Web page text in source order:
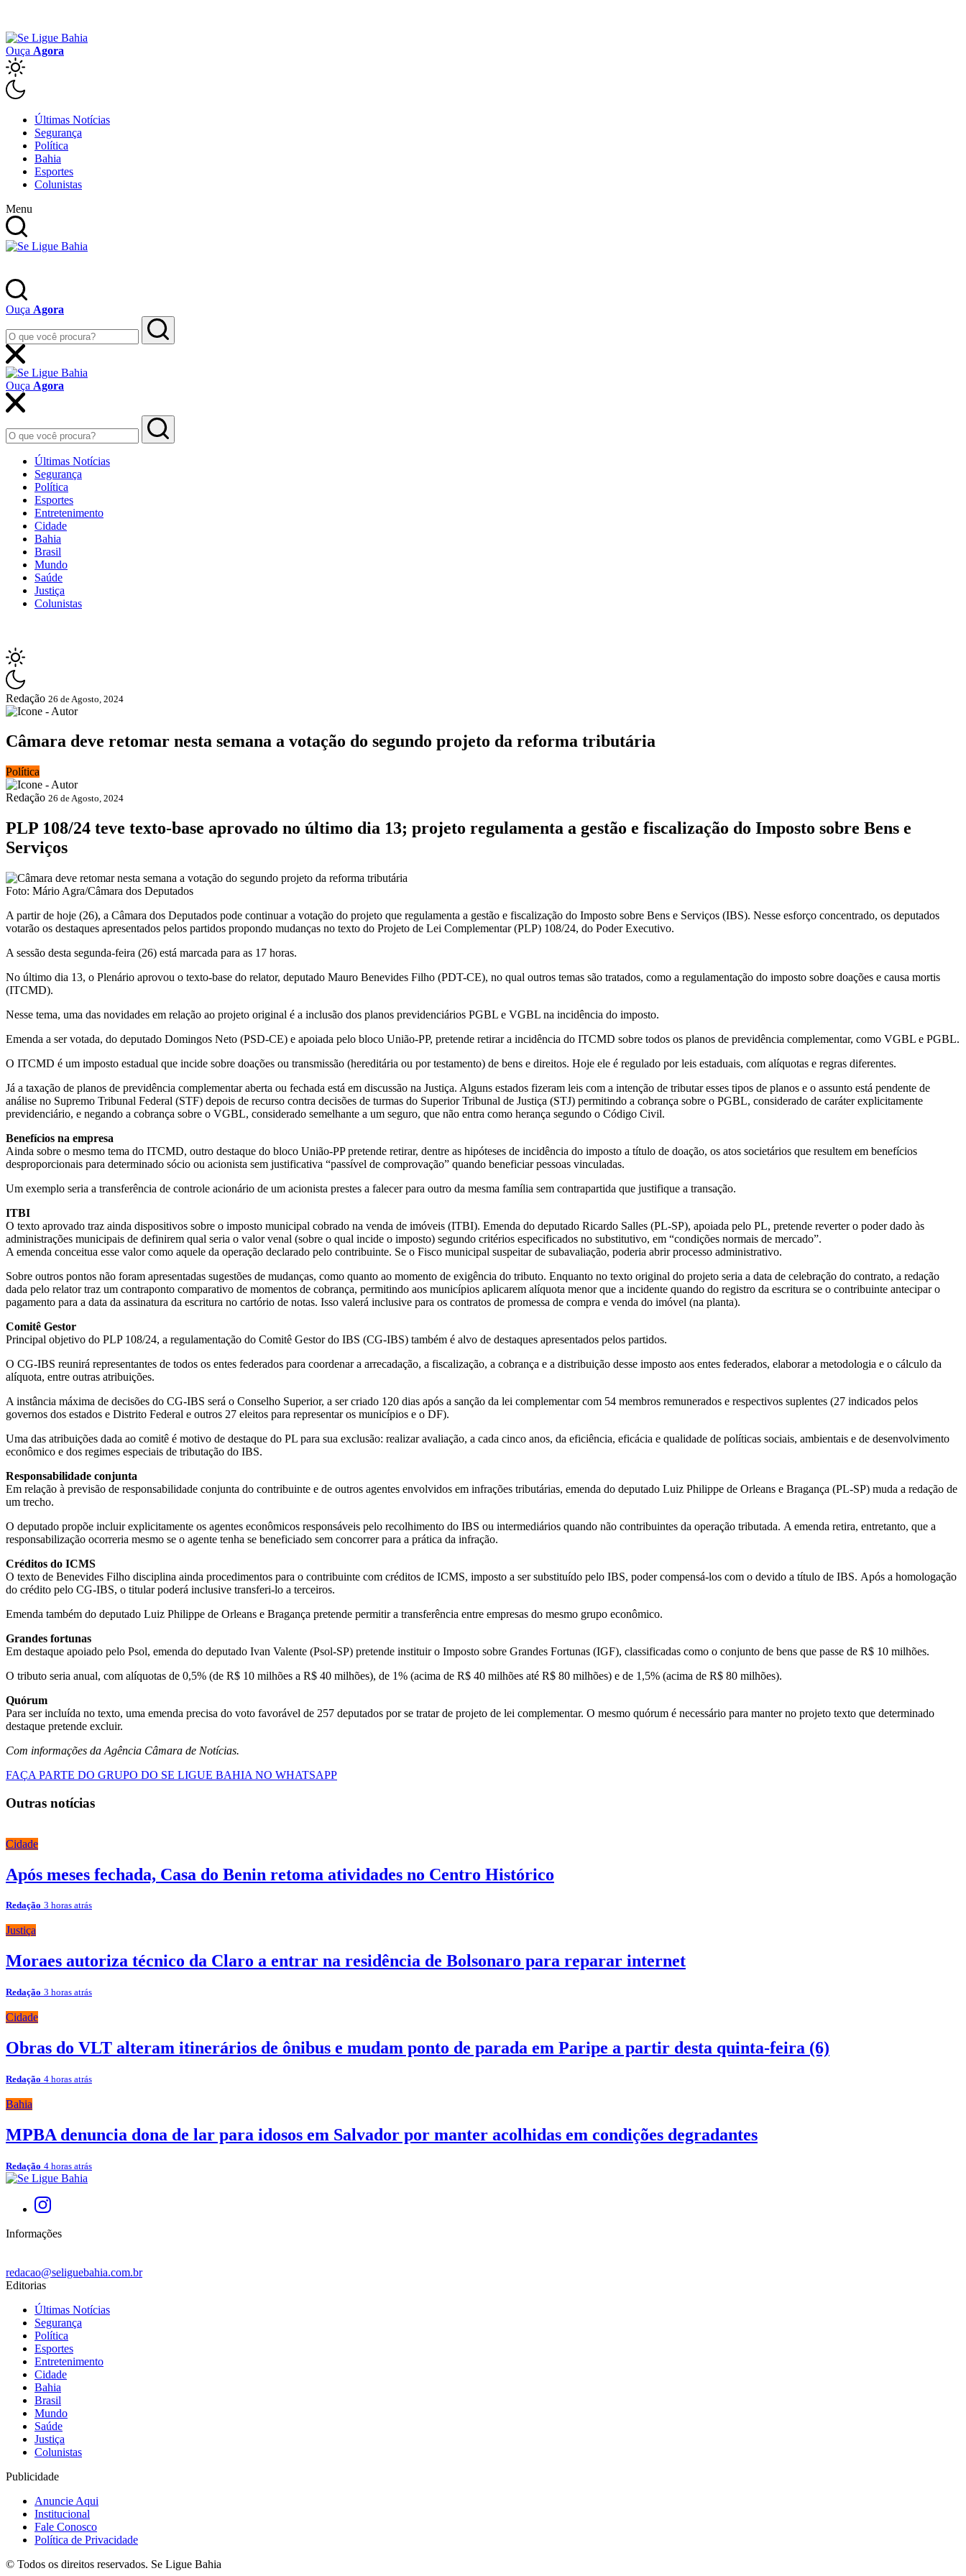
Ouça Agora
Últimas Notícias
Segurança
Política
Bahia
Esportes
Colunistas
Menu
Ouça Agora
Ouça Agora
Últimas Notícias
Segurança
Política
Esportes
Entretenimento
Cidade
Bahia
Brasil
Mundo
Saúde
Justiça
Colunistas
Redação 26 de Agosto, 2024
Câmara deve retomar nesta semana a votação do segundo projeto da reforma tributária
Política
Redação 26 de Agosto, 2024
PLP 108/24 teve texto-base aprovado no último dia 13; projeto regulamenta a gestão e fiscalização do Imposto sobre Bens e
Serviços
Foto: Mário Agra/Câmara dos Deputados
A partir de hoje (26), a Câmara dos Deputados pode continuar a votação do projeto que regulamenta a gestão e fiscalização do Imposto sobre Bens e Serviços (IBS). Nesse esforço concentrado, os deputados
votarão os destaques apresentados pelos partidos propondo mudanças no texto do Projeto de Lei Complementar (PLP) 108/24, do Poder Executivo.
A sessão desta segunda-feira (26) está marcada para as 17 horas.
No último dia 13, o Plenário aprovou o texto-base do relator, deputado Mauro Benevides Filho (PDT-CE), no qual outros temas são tratados, como a regulamentação do imposto sobre doações e causa mortis
(ITCMD).
Nesse tema, uma das novidades em relação ao projeto original é a inclusão dos planos previdenciários PGBL e VGBL na incidência do imposto.
Emenda a ser votada, do deputado Domingos Neto (PSD-CE) e apoiada pelo bloco União-PP, pretende retirar a incidência do ITCMD sobre todos os planos de previdência complementar, como VGBL e PGBL.
O ITCMD é um imposto estadual que incide sobre doações ou transmissão (hereditária ou por testamento) de bens e direitos. Hoje ele é regulado por leis estaduais, com alíquotas e regras diferentes.
Já a taxação de planos de previdência complementar aberta ou fechada está em discussão na Justiça. Alguns estados fizeram leis com a intenção de tributar esses tipos de planos e o assunto está pendente de
análise no Supremo Tribunal Federal (STF) depois de recurso contra decisões de turmas do Superior Tribunal de Justiça (STJ) permitindo a cobrança sobre o PGBL, considerado de caráter explicitamente
previdenciário, e negando a cobrança sobre o VGBL, considerado semelhante a um seguro, que não entra como herança segundo o Código Civil.
Benefícios na empresa
Ainda sobre o mesmo tema do ITCMD, outro destaque do bloco União-PP pretende retirar, dentre as hipóteses de incidência do imposto a título de doação, os atos societários que resultem em benefícios
desproporcionais para determinado sócio ou acionista sem justificativa “passível de comprovação” quando beneficiar pessoas vinculadas.
Um exemplo seria a transferência de controle acionário de um acionista prestes a falecer para outro da mesma família sem contrapartida que justifique a transação.
ITBI
O texto aprovado traz ainda dispositivos sobre o imposto municipal cobrado na venda de imóveis (ITBI). Emenda do deputado Ricardo Salles (PL-SP), apoiada pelo PL, pretende reverter o poder dado às
administrações municipais de definirem qual seria o valor venal (sobre o qual incide o imposto) segundo critérios especificados no substitutivo, em “condições normais de mercado”.
A emenda conceitua esse valor como aquele da operação declarado pelo contribuinte. Se o Fisco municipal suspeitar de subavaliação, poderia abrir processo administrativo.
Sobre outros pontos não foram apresentadas sugestões de mudanças, como quanto ao momento de exigência do tributo. Enquanto no texto original do projeto seria a data de celebração do contrato, a redação
dada pelo relator traz um contraponto comparativo de momentos de cobrança, permitindo aos municípios aplicarem alíquota menor que a incidente quando do registro da escritura se o contribuinte antecipar o
pagamento para a data da assinatura da escritura no cartório de notas. Isso valerá inclusive para os contratos de promessa de compra e venda do imóvel (na planta).
Comitê Gestor
Principal objetivo do PLP 108/24, a regulamentação do Comitê Gestor do IBS (CG-IBS) também é alvo de destaques apresentados pelos partidos.
O CG-IBS reunirá representantes de todos os entes federados para coordenar a arrecadação, a fiscalização, a cobrança e a distribuição desse imposto aos entes federados, elaborar a metodologia e o cálculo da
alíquota, entre outras atribuições.
A instância máxima de decisões do CG-IBS será o Conselho Superior, a ser criado 120 dias após a sanção da lei complementar com 54 membros remunerados e respectivos suplentes (27 indicados pelos
governos dos estados e Distrito Federal e outros 27 eleitos para representar os municípios e o DF).
Uma das atribuições dada ao comitê é motivo de destaque do PL para sua exclusão: realizar avaliação, a cada cinco anos, da eficiência, eficácia e qualidade de políticas sociais, ambientais e de desenvolvimento
econômico e dos regimes especiais de tributação do IBS.
Responsabilidade conjunta
Em relação à previsão de responsabilidade conjunta do contribuinte e de outros agentes envolvidos em infrações tributárias, emenda do deputado Luiz Philippe de Orleans e Bragança (PL-SP) muda a redação de
um trecho.
O deputado propõe incluir explicitamente os agentes econômicos responsáveis pelo recolhimento do IBS ou intermediários quando não contribuintes da operação tributada. A emenda retira, entretanto, que a
responsabilização ocorreria mesmo se o agente tenha se beneficiado sem concorrer para a prática da infração.
Créditos do ICMS
O texto de Benevides Filho disciplina ainda procedimentos para o contribuinte com créditos de ICMS, imposto a ser substituído pelo IBS, poder compensá-los com o devido a título de IBS. Após a homologação
do crédito pelo CG-IBS, o titular poderá inclusive transferi-lo a terceiros.
Emenda também do deputado Luiz Philippe de Orleans e Bragança pretende permitir a transferência entre empresas do mesmo grupo econômico.
Grandes fortunas
Em destaque apoiado pelo Psol, emenda do deputado Ivan Valente (Psol-SP) pretende instituir o Imposto sobre Grandes Fortunas (IGF), classificadas como o conjunto de bens que passe de R$ 10 milhões.
O tributo seria anual, com alíquotas de 0,5% (de R$ 10 milhões a R$ 40 milhões), de 1% (acima de R$ 40 milhões até R$ 80 milhões) e de 1,5% (acima de R$ 80 milhões).
Quórum
Para ser incluída no texto, uma emenda precisa do voto favorável de 257 deputados por se tratar de projeto de lei complementar. O mesmo quórum é necessário para manter no projeto texto que determinado
destaque pretende excluir.
Com informações da Agência Câmara de Notícias.
FAÇA PARTE DO GRUPO DO SE LIGUE BAHIA NO WHATSAPP
Outras notícias
Cidade
Após meses fechada, Casa do Benin retoma atividades no Centro Histórico
Redação 3 horas atrás
Justiça
Moraes autoriza técnico da Claro a entrar na residência de Bolsonaro para reparar internet
Redação 3 horas atrás
Cidade
Obras do VLT alteram itinerários de ônibus e mudam ponto de parada em Paripe a partir desta quinta-feira (6)
Redação 4 horas atrás
Bahia
MPBA denuncia dona de lar para idosos em Salvador por manter acolhidas em condições degradantes
Redação 4 horas atrás
Informações
redacao@seliguebahia.com.br
Editorias
Últimas Notícias
Segurança
Política
Esportes
Entretenimento
Cidade
Bahia
Brasil
Mundo
Saúde
Justiça
Colunistas
Publicidade
Anuncie Aqui
Institucional
Fale Conosco
Política de Privacidade
© Todos os direitos reservados. Se Ligue Bahia